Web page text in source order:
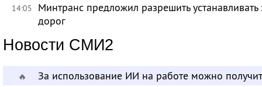
14:05
Минтранс предложил разрешить
дорог
Новости СМИ2
🔥 За использование ИИ на работе можно